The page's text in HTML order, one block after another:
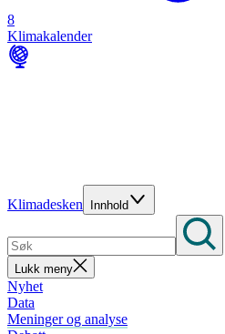
8
Klimakalender
Klimadesken Innhold
Lukk meny
Nyhet
Data
Meninger og analyse